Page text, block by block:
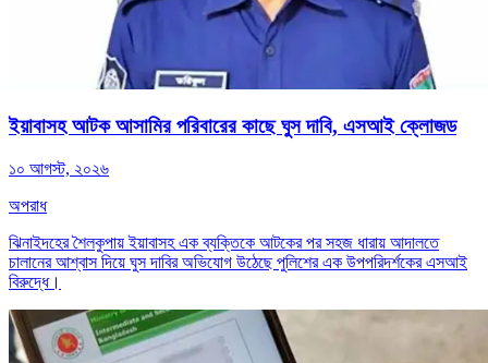
ইয়াবাসহ আটক আসামির পরিবারের কাছে ঘুস দাবি, এসআই ক্লোজড
১০ আগস্ট, ২০২৬
অপরাধ
ঝিনাইদহের শৈলকুপায় ইয়াবাসহ এক ব্যক্তিকে আটকের পর সহজ ধারায় আদালতে
চালানের আশ্বাস দিয়ে ঘুস দাবির অভিযোগ উঠেছে পুলিশের এক উপপরিদর্শকের এসআই
বিরুদ্ধে।